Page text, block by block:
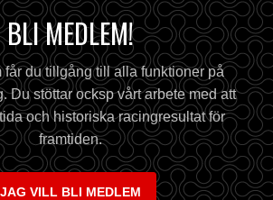
BLI MEDLEM!
får du tillgång till alla funktioner på
Du stöttar ocksp vårt arbete med att
och historiska racingresultat för
framtiden.
JAG VILL BLI MEDLEM